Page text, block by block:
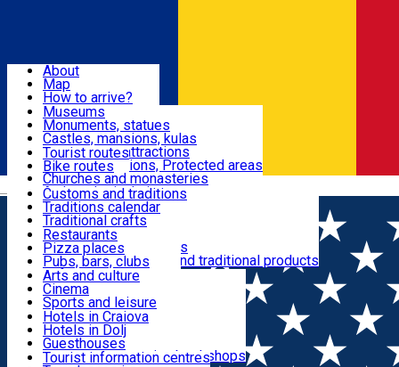
Română
Attractions
Routes
Customs, Traditions
Food & Drinks
Leisure & Fun
Accommodation
Useful
About
Map
How to arrive?
Recommendations
Tourist attractions
News
Museums
Monuments, statues
Castles, mansions, kulas
Architectural attractions
Natural attractions, Protected areas
Churches and monasteries
Archaeological sites
Parks and gardens
Tourist routes
Bike routes
Customs and traditions
Traditions calendar
Traditional crafts
Traditional cuisine
Wineries and vineyards
Local manufacturers and traditional products
Restaurants
Pizza places
Pubs, bars, clubs
Cafes and teahouses
Sweets and ice cream
Fast-food
Arts and culture
Cinema
Sports and leisure
Horse riding
Swimming pools
Zoo
Shopping, souvenirs, bookshops
Hotels in Craiova
Hotels in Dolj
Guesthouses
Villas
Tourist information centres